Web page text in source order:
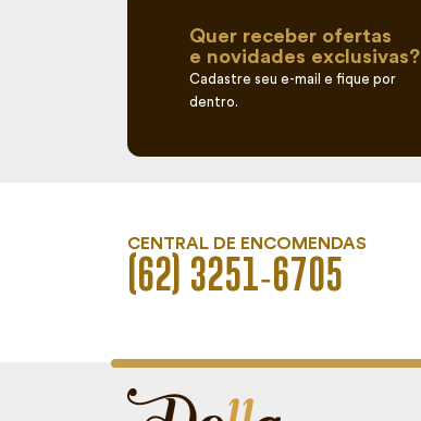
Quer receber ofertas
e novidades exclusivas?
Cadastre seu e-mail e fique por
dentro.
CENTRAL DE ENCOMENDAS
(62) 3251‑6705